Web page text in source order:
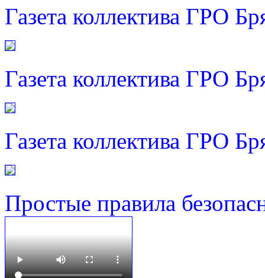
Газета коллектива ГРО
Газета коллектива ГРО
Газета коллектива ГРО
Простые правила